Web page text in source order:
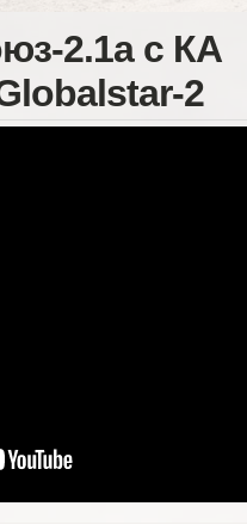
2.1а с КА
2